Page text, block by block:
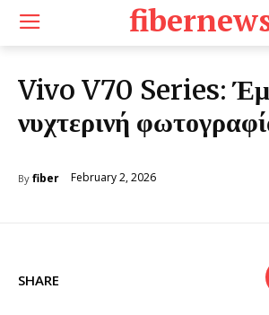
Vivo V70 Series:
νυχτερινή
By fiber February 2, 2026
SHARE